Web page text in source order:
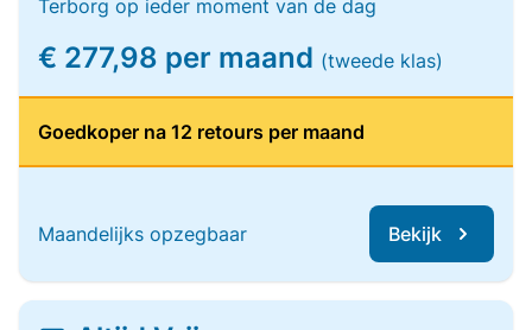
Terborg op ieder moment van de dag
€ 277,98 per maand (tweede klas)
Goedkoper na 12 retours per maand
Maandelijks opzegbaar Bekijk